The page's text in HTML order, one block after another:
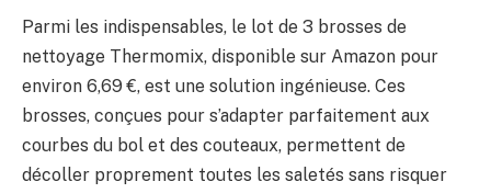
Parmi les indispensables, le lot de 3 brosses de
nettoyage Thermomix, disponible sur Amazon pour
environ 6,69 €, est une solution ingénieuse. Ces
brosses, conçues pour s’adapter parfaitement aux
courbes du bol et des couteaux, permettent de
décoller proprement toutes les saletés sans risquer